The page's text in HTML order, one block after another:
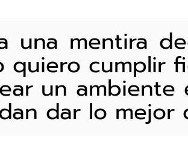
una mentira
quiero cumplir
un ambiente
dar lo mejor